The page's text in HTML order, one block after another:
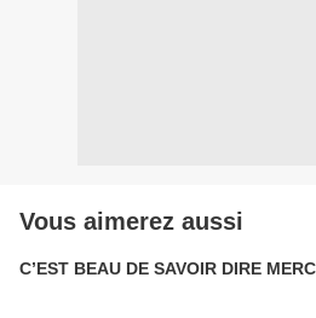
Vous aimerez aussi
C’EST BEAU DE SAVOIR DIRE